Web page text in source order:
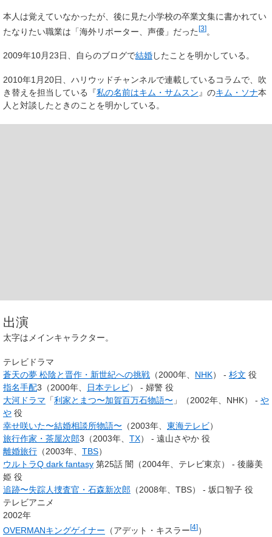
本人は覚えていなかったが、後に見た小学校の卒業文集に書かれてい
たなりたい職業は「海外リポーター、声優」だった [3] 。
2009年10月23日、自らのブログで結婚したことを明かしている。
2010年1月20日、ハリウッドチャンネルで連載しているコラムで、吹
き替えを担当している『私の名前はキム・サムスン 』のキム・ソナ本
人と対談したときのことを明かしている。
出演
太字はメインキャラクター。
テレビドラマ
蒼天の夢 松陰と晋作・新世紀への挑戦 （2000年、 NHK） - 杉文 役
指名手配3（2000年、 日本テレビ） - 婦警 役
大河ドラマ 「利家とまつ〜加賀百万石物語〜 」（2002年、NHK） - や
や 役
幸せ咲いた〜結婚相談所物語〜 （2003年、 東海テレビ）
旅行作家・茶屋次郎3（2003年、 TX） - 遠山さやか 役
離婚旅行 （2003年、 TBS）
ウルトラQ dark fantasy 第25話 闇（2004年、テレビ東京） - 後藤美
姫 役
追跡〜失踪人捜査官・石森新次郎 （2008年、TBS） - 坂口智子 役
テレビアニメ
2002年
OVERMANキングゲイナー （アデット・キスラー[4]）